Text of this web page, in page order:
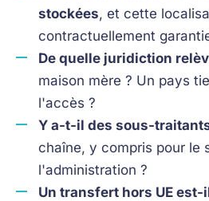
stockées, et cette
contractuellement
De quelle juridiction
maison mère ? Un pays
l'accès ?
Y a-t-il des sous-
chaîne, y compris pour le
l'administration ?
Un transfert hors UE